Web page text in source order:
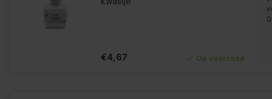
€4,67 Op voorraad